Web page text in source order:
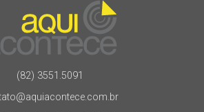
(82) 3551.5091